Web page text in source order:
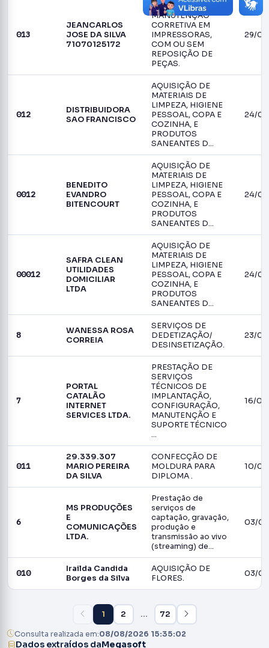
013
JEANCARLOS
JOSE DA SILVA
71070125172
SERVIÇOS DE
MANUTENÇÃO
CORRETIVA EM
IMPRESSORAS,
COM OU SEM
REPOSIÇÃO DE
PEÇAS.
29/
012
DISTRIBUIDORA
SAO FRANCISCO
AQUISIÇÃO DE
MATERIAIS DE
LIMPEZA, HIGIENE
PESSOAL, COPA E
COZINHA, E
PRODUTOS
SANEANTES D…
24/
0012
BENEDITO
EVANDRO
BITENCOURT
AQUISIÇÃO DE
MATERIAIS DE
LIMPEZA, HIGIENE
PESSOAL, COPA E
COZINHA, E
PRODUTOS
SANEANTES D…
24/
00012
SAFRA CLEAN
UTILIDADES
DOMICILIAR
LTDA
AQUISIÇÃO DE
MATERIAIS DE
LIMPEZA, HIGIENE
PESSOAL, COPA E
COZINHA, E
PRODUTOS
SANEANTES D…
24/
8
WANESSA ROSA
CORREIA
SERVIÇOS DE
DEDETIZAÇÃO/
DESINSETIZAÇÃO.
23/
7
PORTAL
CATALÃO
INTERNET
SERVICES LTDA.
PRESTAÇÃO DE
SERVIÇOS
TÉCNICOS DE
IMPLANTAÇÃO,
CONFIGURAÇÃO,
MANUTENÇÃO E
SUPORTE TÉCNICO
…
16/
011
29.339.307
MARIO PEREIRA
DA SILVA
CONFECÇÃO DE
MOLDURA PARA
DIPLOMA .
10/
6
MS PRODUÇÕES
E
COMUNICAÇÕES
LTDA.
Prestação de
serviços de
captação, gravação,
produção e
transmissão ao vivo
(streaming) de…
03/
010
Irailda Candida
Borges da Silva
AQUISIÇÃO DE
FLORES.
03/
1 2 … 72
Consulta realizada em:08/08/2026 15:35:02
Dados extraídos daMegasoft